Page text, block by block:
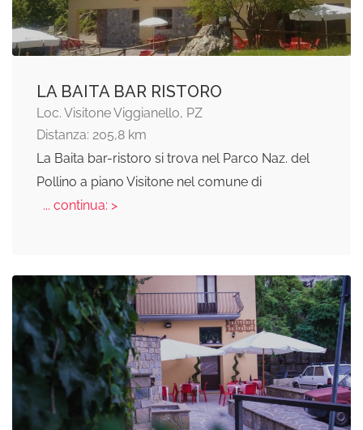
LA BAITA BAR RISTORO
Loc. Visitone Viggianello, PZ
Distanza: 205,8 km
La Baita bar-ristoro si trova nel Parco Naz. del
Pollino a piano Visitone nel comune di
... continua: >